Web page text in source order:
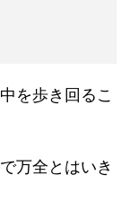
を歩き回るこ
万全とはいき